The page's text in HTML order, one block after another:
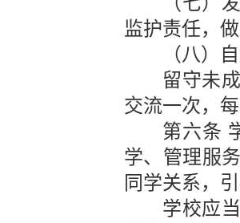
监护责任，
（八）
留守未
交流一次，
第六条
学、管理服
同学关系，
学校应